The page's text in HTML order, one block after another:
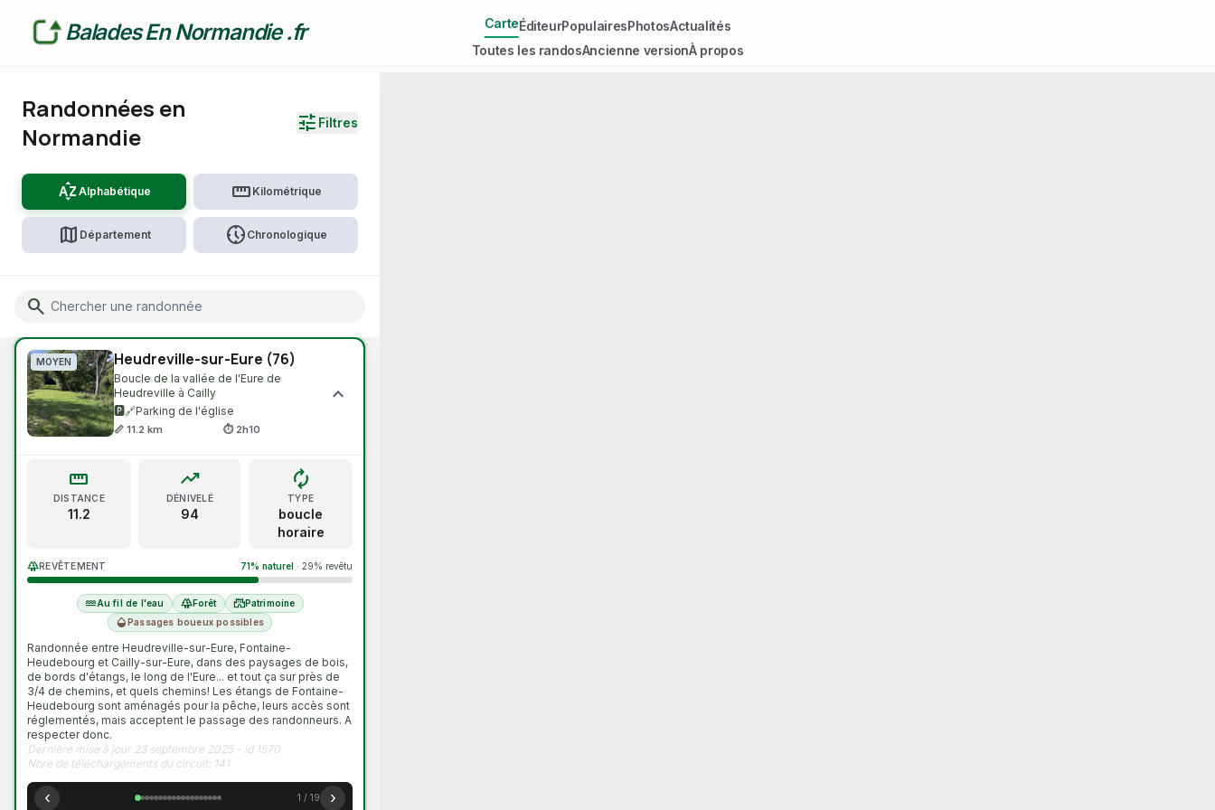
Balades En Normandie .fr CarteÉditeurPopulairesPhotosActualités
Toutes les randosAncienne versionÀ propos
Randonnées en
Normandie
tune Filtres
sort_by_alpha Alphabétique straighten Kilométrique
map Département nest_clock_farsight_analog Chronologique
water_dropPar temps de pluie
elevationMoyen mountain_flag Difficile
ENVIRONNEMENT
forestForêt wavesBord de mer
water Bocage
deceasedEspace protégé Patrimoine
landscape_2
Famille verifiedCircuit Officiel
heart_checkIncontournable all_inclusiveToutes
Search
🔗 Lien direct vers cette randonnée
MOYEN Heudreville-sur-Eure (76)
Boucle de la vallée de l'Eure de
Heudreville à Cailly
🅿️🔗Parking de l'église
📏 11.2 km ⏱ 2h10
expand_more
straighten
DISTANCE
11.2
trending_up
DÉNIVELÉ
94
loop
TYPE
boucle
horaire
forestREVÊTEMENT 71% naturel · 29% revêtu
waterAu fil de l'eau forestForêt castlePatrimoine
humidity_midPassages boueux possibles
Randonnée entre Heudreville-sur-Eure, Fontaine-
Heudebourg et Cailly-sur-Eure, dans des paysages de bois,
de bords d'étangs, le long de l'Eure... et tout ça sur près de
3/4 de chemins, et quels chemins! Les étangs de Fontaine-
Heudebourg sont aménagés pour la pêche, leurs accès sont
réglementés, mais acceptent le passage des randonneurs. A
respecter donc.
Dernière mise à jour 23 septembre 2025 - id 1570
Nbre de téléchargements du circuit: 141
‹ 1 / 19 ›